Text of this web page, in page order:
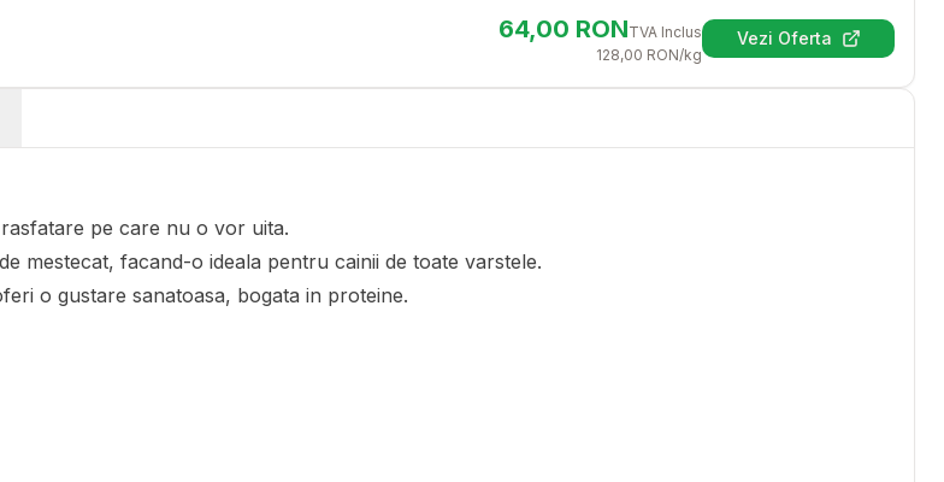
64,00 RONTVA Inclus
128,00 RON/kg
Vezi Oferta(se deschide
pe care nu o vor uita.
mestecat, facand-o ideala pentru cainii de toate varstele.
o gustare sanatoasa, bogata in proteine.